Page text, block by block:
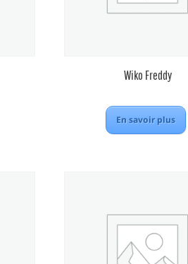
Wiko Freddy
En savoir plus